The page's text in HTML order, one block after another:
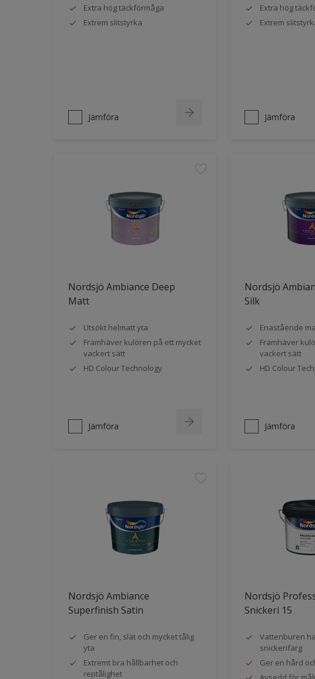
Extra hög täckförmåga
Extrem slitstyrka
Jämföra
Extra hög
Extrem
Jämföra
Nordsjö Ambiance Deep
Matt
Utsökt helmatt yta
Framhäver kulören på ett mycket
vackert sätt
HD Colour Technology
Jämföra
Nordsjö
Silk
Enastående
Framhäver
vackert sätt
HD Colour
Jämföra
Nordsjö Ambiance
Superfinish Satin
Ger en fin, slät och mycket tålig
yta
Extremt bra hållbarhet och
reptålighet
Nordsjö
Snickeri 15
Vattenburen
snickerifärg
Ger en hård